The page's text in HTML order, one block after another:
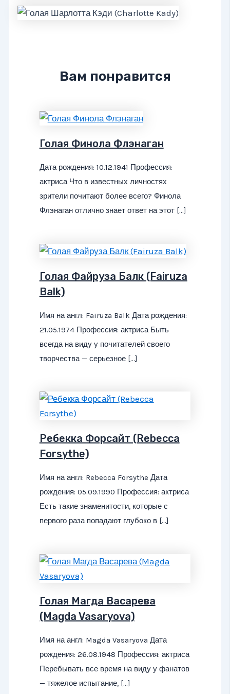
Вам понравится
Голая Финола Флэнаган
Дата рождения: 10.12.1941 Профессия:
актриса Что в известных личностях
зрители почитают более всего? Финола
Флэнаган отлично знает ответ на этот […]
Голая Файруза Балк (Fairuza
Balk)
Имя на англ: Fairuza Balk Дата рождения:
21.05.1974 Профессия: актриса Быть
всегда на виду у почитателей своего
творчества — серьезное […]
Ребекка Форсайт (Rebecca
Forsythe)
Имя на англ: Rebecca Forsythe Дата
рождения: 05.09.1990 Профессия: актриса
Есть такие знаменитости, которые с
первого раза попадают глубоко в […]
Голая Магда Васарева
(Magda Vasaryova)
Имя на англ: Magda Vasaryova Дата
рождения: 26.08.1948 Профессия: актриса
Перебывать все время на виду у фанатов
— тяжелое испытание, […]